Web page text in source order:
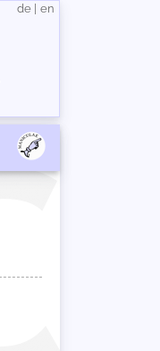
de en